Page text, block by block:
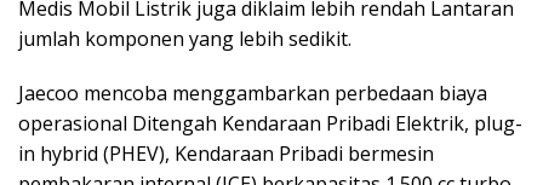
Medis Mobil Listrik juga diklaim lebih rendah Lantaran
jumlah komponen yang lebih sedikit.
Jaecoo mencoba menggambarkan perbedaan biaya
operasional Ditengah Kendaraan Pribadi Elektrik, plug-
in hybrid (PHEV), Kendaraan Pribadi bermesin